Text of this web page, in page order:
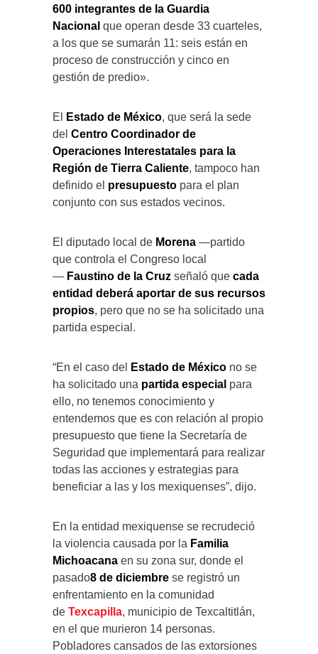
600 integrantes de la Guardia
Nacional que operan desde 33 cuarteles,
a los que se sumarán 11: seis están en
proceso de construcción y cinco en
gestión de predio».
El Estado de México, que será la sede
del Centro Coordinador de
Operaciones Interestatales para la
Región de Tierra Caliente, tampoco han
definido el presupuesto para el plan
conjunto con sus estados vecinos.
El diputado local de Morena —partido
que controla el Congreso local
— Faustino de la Cruz señaló que cada
entidad deberá aportar de sus recursos
propios, pero que no se ha solicitado una
partida especial.
“En el caso del Estado de México no se
ha solicitado una partida especial para
ello, no tenemos conocimiento y
entendemos que es con relación al propio
presupuesto que tiene la Secretaría de
Seguridad que implementará para realizar
todas las acciones y estrategias para
beneficiar a las y los mexiquenses”, dijo.
En la entidad mexiquense se recrudeció
la violencia causada por la Familia
Michoacana en su zona sur, donde el
pasado8 de diciembre se registró un
enfrentamiento en la comunidad
de Texcapilla, municipio de Texcaltitlán,
en el que murieron 14 personas.
Pobladores cansados de las extorsiones